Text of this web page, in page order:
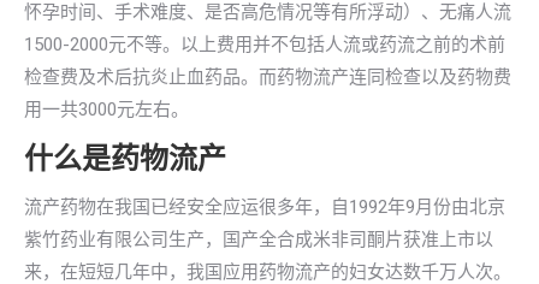
怀孕时间、手术难度、是否高危情况等有所浮动）、无痛人流
1500-2000元不等。以上费用并不包括人流或药流之前的术前
检查费及术后抗炎止血药品。而药物流产连同检查以及药物费
用一共3000元左右。
什么是药物流产
流产药物在我国已经安全应运很多年，自1992年9月份由北京
紫竹药业有限公司生产，国产全合成米非司酮片获准上市以
来，在短短几年中，我国应用药物流产的妇女达数千万人次。